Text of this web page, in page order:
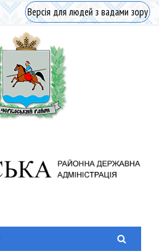
Версія для людей з вадами зору